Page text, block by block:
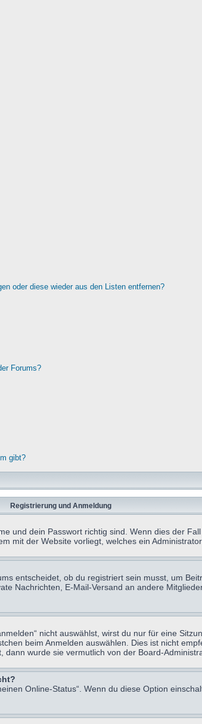
oder diese wieder aus den Listen entfernen?
Forums?
gibt?
Registrierung und Anmeldung
und dein Passwort richtig sind. Wenn dies der
mit der Website vorliegt, welches ein
entscheidet, ob du registriert sein musst, um
Nachrichten, E-Mail-Versand an andere
nicht auswählst, wirst du nur für eine
beim Anmelden auswählen. Dies ist nicht
wurde sie vermutlich von der Board-
Online-Status“. Wenn du diese Option